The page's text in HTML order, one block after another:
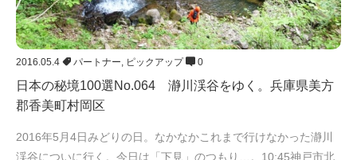
2016.05.4 パートナー, ピックアップ 0
日本の秘境100選No.064 瀞川渓谷をゆく。兵庫県美方
郡香美町村岡区
2016年5月4日みどりの日。なかなかこれまで行けなかった瀞川
渓谷についに行く。今日は「下見」のつもり…。10:45神戸市北